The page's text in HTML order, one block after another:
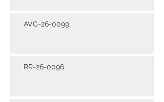
AVC-26-0099
RR-26-0096